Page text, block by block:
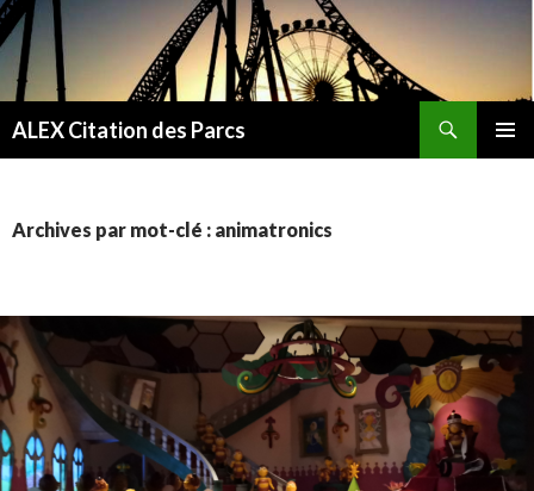
ALEX Citation des Parcs
Archives par mot-clé : animatronics